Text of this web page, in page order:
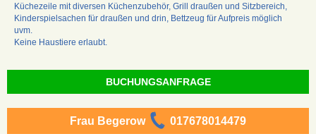
Küchezeile mit diversen Küchenzubehör, Grill draußen und Sitzbereich,
Kinderspielsachen für draußen und drin, Bettzeug für Aufpreis möglich
uvm.
Keine Haustiere erlaubt.
BUCHUNGSANFRAGE
Frau Begerow 017678014479